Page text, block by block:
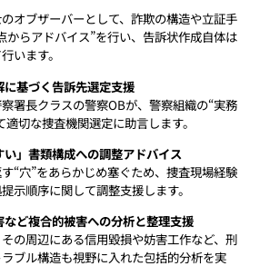
オブザーバーとして、詐欺の構造や立証手
からアドバイス”を行い、告訴状作成自体は
います。
基づく告訴先選定支援
署長クラスの警察OBが、警察組織の“実務
切な捜査機関選定に助言します。
い」書類構成への調整アドバイス
“穴”をあらかじめ塞ぐため、捜査現場経験
示順序に関して調整支援します。
ど複合的被害への分析と整理支援
の周辺にある信用毀損や妨害工作など、刑
ブル構造も視野に入れた包括的分析を実